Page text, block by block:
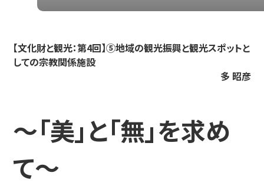
【文化財と観光：第4回】⑤地域の観光振興と観光スポットと
しての宗教関係施設
多 昭彦
～「美」と「無」を求め
て～